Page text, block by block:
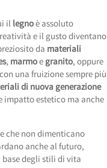
il legnoè assoluto
e il gusto diventano
da materiali
, marmoegranito, oppure
una fruizione sempre più
di nuova generazione
impatto estetico ma anche
che non dimenticano
anche al futuro,
degli stili di vita